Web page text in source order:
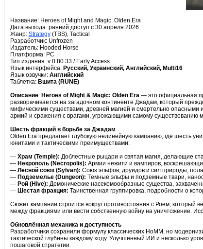
Название: Heroes of Might and Magic: Olden Era
Дата выхода: ранний доступ с 30 апреля 2026
Жанр: Strategy(TBS), Tactical
Разработчик: Unfrozen
Издатель: Hooded Horse
Платформа: PC
Тип издания: v 0.80.33 / Early Access
Язык интерфейса: Русский, Украинский, Английский, Multi16
Язык озвучки: Английский
Таблетка: Вшита (RUNE)
Описание: Heroes of Might & Magic: Olden Era— это официальная
разворачивается на загадочном континенте Джадам, который
мифическими существами, древней магией и смертельно опасными
армий и сражения с врагами, угрожающими самому существованию
Шесть фракций в борьбе за Джадам
Olden Era предлагает глубокую нелинейную кампанию, где шесть
юнитами и тактическими преимуществами:
— Храм (Temple): Доблестные рыцари и святая магия, делающие
— Некрополь (Necropolis): Армии нежити и вампиров,
— Лесной союз (Sylvan): Союз эльфов, друидов и сил природы,
— Подземелье (Dungeon): Тёмные эльфы и подземные твари,
— Рой (Hive): Демонические насекомообразные существа,
— Шестая фракция: Таинственная группировка, подробности о
Сюжет кампании строится вокруг противостояния с Роем,
между фракциями или вести собственную войну на уничтожение.
Обновлённая механика и доступность
Разработчики сохранили формулу классических HoMM, но
тактической глубины каждому ходу. Улучшенный ИИ и несколько
пошаговой стратегии.